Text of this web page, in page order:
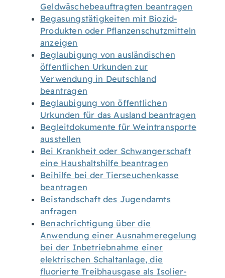
Geldwäschebeauftragten beantragen
Begasungstätigkeiten mit Biozid-
Produkten oder Pflanzenschutzmitteln
anzeigen
Beglaubigung von ausländischen
öffentlichen Urkunden zur
Verwendung in Deutschland
beantragen
Beglaubigung von öffentlichen
Urkunden für das Ausland beantragen
Begleitdokumente für Weintransporte
ausstellen
Bei Krankheit oder Schwangerschaft
eine Haushaltshilfe beantragen
Beihilfe bei der Tierseuchenkasse
beantragen
Beistandschaft des Jugendamts
anfragen
Benachrichtigung über die
Anwendung einer Ausnahmeregelung
bei der Inbetriebnahme einer
elektrischen Schaltanlage, die
fluorierte Treibhausgase als Isolier-